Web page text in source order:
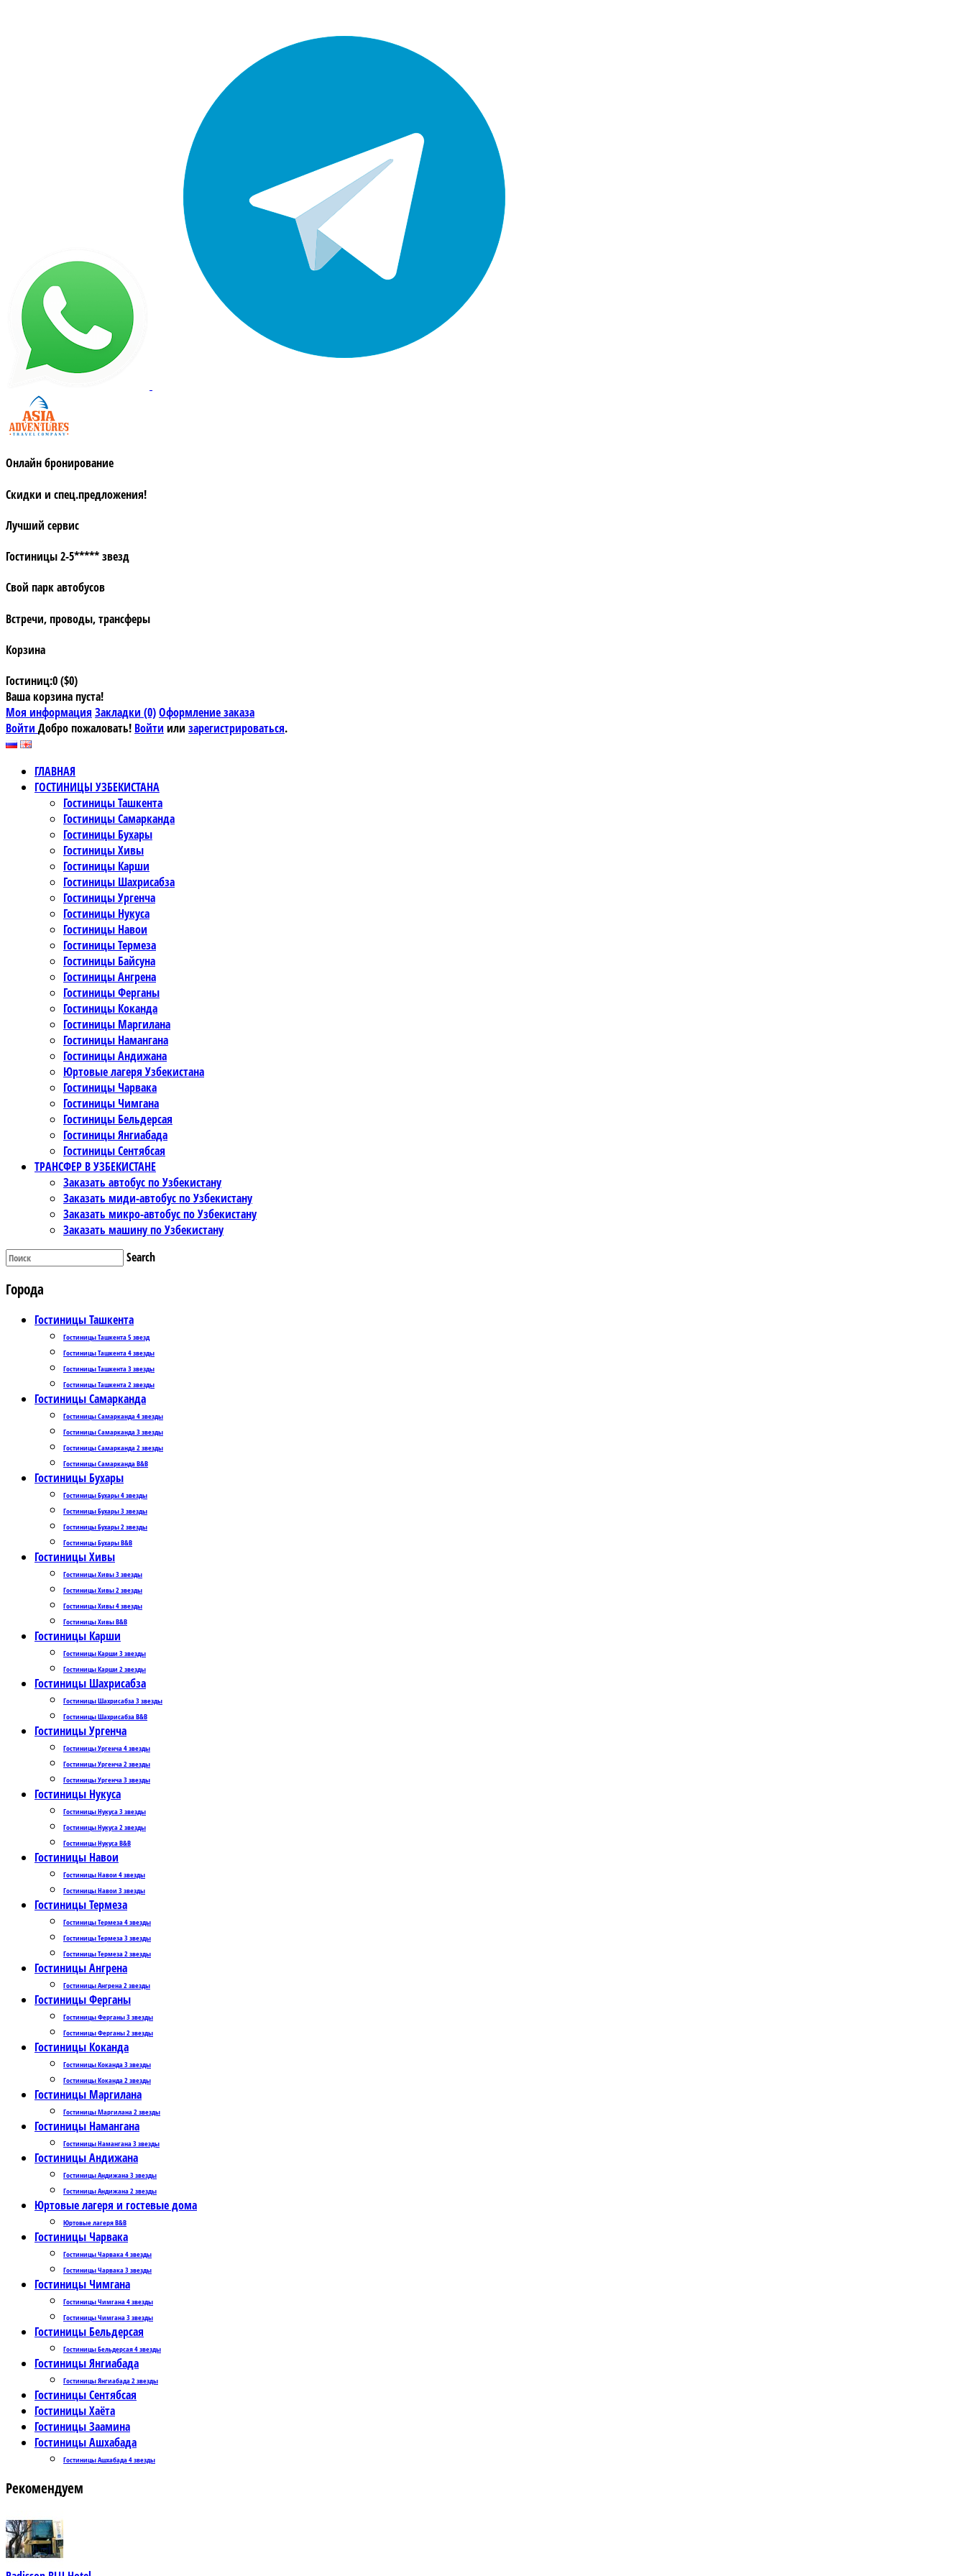
Онлайн бронирование
Скидки и спец.предложения!
Лучший сервис
Гостиницы 2-5***** звезд
Свой парк автобусов
Встречи, проводы, трансферы
Корзина
Гостиниц:0 ($0)
Ваша корзина пуста!
Моя информация Закладки (0)Оформление заказа
Войти Добро пожаловать! Войти или зарегистрироваться.
ГЛАВНАЯ
ГОСТИНИЦЫ УЗБЕКИСТАНА
Гостиницы Ташкента
Гостиницы Самарканда
Гостиницы Бухары
Гостиницы Хивы
Гостиницы Карши
Гостиницы Шахрисабза
Гостиницы Ургенча
Гостиницы Нукуса
Гостиницы Навои
Гостиницы Термеза
Гостиницы Байсуна
Гостиницы Ангрена
Гостиницы Ферганы
Гостиницы Коканда
Гостиницы Маргилана
Гостиницы Намангана
Гостиницы Андижана
Юртовые лагеря Узбекистана
Гостиницы Чарвака
Гостиницы Чимгана
Гостиницы Бельдерсая
Гостиницы Янгиабада
Гостиницы Сентябсая
ТРАНСФЕР В УЗБЕКИСТАНЕ
Заказать автобус по Узбекистану
Заказать миди-автобус по Узбекистану
Заказать микро-автобус по Узбекистану
Заказать машину по Узбекистану
Search
Города
Гостиницы Ташкента
Гостиницы Ташкента 5 звезд
Гостиницы Ташкента 4 звезды
Гостиницы Ташкента 3 звезды
Гостиницы Ташкента 2 звезды
Гостиницы Самарканда
Гостиницы Самарканда 4 звезды
Гостиницы Самарканда 3 звезды
Гостиницы Самарканда 2 звезды
Гостиницы Самарканда B&B
Гостиницы Бухары
Гостиницы Бухары 4 звезды
Гостиницы Бухары 3 звезды
Гостиницы Бухары 2 звезды
Гостиницы Бухары B&B
Гостиницы Хивы
Гостиницы Хивы 3 звезды
Гостиницы Хивы 2 звезды
Гостиницы Хивы 4 звезды
Гостиницы Хивы B&B
Гостиницы Карши
Гостиницы Карши 3 звезды
Гостиницы Карши 2 звезды
Гостиницы Шахрисабза
Гостиницы Шахрисабза 3 звезды
Гостиницы Шахрисабза B&B
Гостиницы Ургенча
Гостиницы Ургенча 4 звезды
Гостиницы Ургенча 2 звезды
Гостиницы Ургенча 3 звезды
Гостиницы Нукуса
Гостиницы Нукуса 3 звезды
Гостиницы Нукуса 2 звезды
Гостиницы Нукуса B&B
Гостиницы Навои
Гостиницы Навои 4 звезды
Гостиницы Навои 3 звезды
Гостиницы Термеза
Гостиницы Термеза 4 звезды
Гостиницы Термеза 3 звезды
Гостиницы Термеза 2 звезды
Гостиницы Ангрена
Гостиницы Ангрена 2 звезды
Гостиницы Ферганы
Гостиницы Ферганы 3 звезды
Гостиницы Ферганы 2 звезды
Гостиницы Коканда
Гостиницы Коканда 3 звезды
Гостиницы Коканда 2 звезды
Гостиницы Маргилана
Гостиницы Маргилана 2 звезды
Гостиницы Намангана
Гостиницы Намангана 3 звезды
Гостиницы Андижана
Гостиницы Андижана 3 звезды
Гостиницы Андижана 2 звезды
Юртовые лагеря и гостевые дома
Юртовые лагеря B&B
Гостиницы Чарвака
Гостиницы Чарвака 4 звезды
Гостиницы Чарвака 3 звезды
Гостиницы Чимгана
Гостиницы Чимгана 4 звезды
Гостиницы Чимгана 3 звезды
Гостиницы Бельдерсая
Гостиницы Бельдерсая 4 звезды
Гостиницы Янгиабада
Гостиницы Янгиабада 2 звезды
Гостиницы Сентябсая
Гостиницы Хаёта
Гостиницы Заамина
Гостиницы Ашхабада
Гостиницы Ашхабада 4 звезды
Рекомендуем